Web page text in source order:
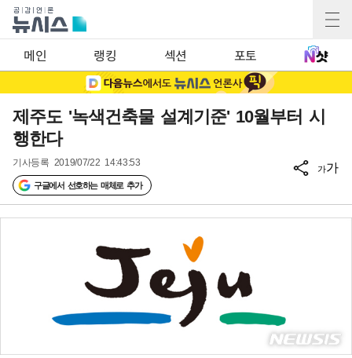
메인 랭킹 섹션 포토
제주도 '녹색건축물 설계기준' 10월부터 시
행한다
기사등록 2019/07/22 14:43:53
구글에서 선호하는 매체로 추가
가가